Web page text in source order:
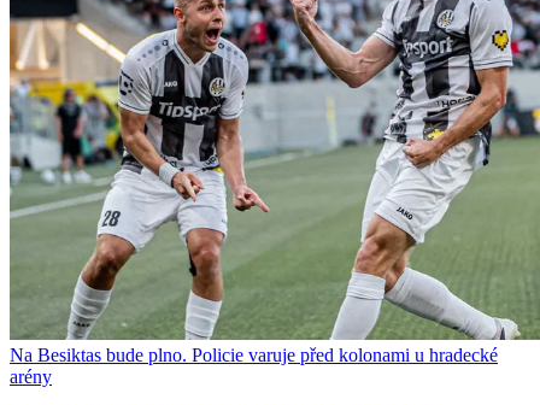
Na Besiktas bude plno. Policie varuje před kolonami u hradecké
arény